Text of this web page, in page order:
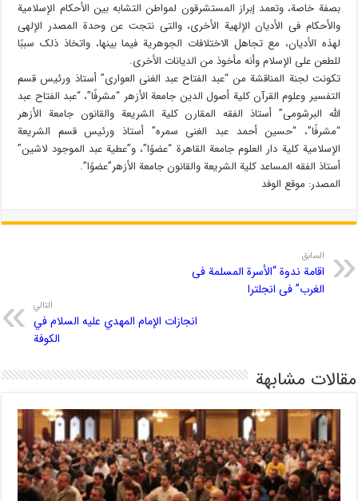
بصفة خاصة، وتعمد إبراز المستشرقون لمواطن التشابه بین الأحکام الإسلامیة
والأحکام فى الأدیان الإلهیة الأخرى، والتى نتجت عن وحدة المصدر الإلهى
لهذه الأدیان، مع تجاهل الاختلافات الجوهریة فیما بینها، واتخاذ ذلک سببًا
للطعن على الإسلام وأنه مأخوذ من الدیانات الأخرى.
تکونت لجنة المناقشة من “عبد الفتاح عبد الغنى العوارى” أستاذ ورئیس قسم
التفسیر وعلوم القرآن کلیة أصول الدین جامعة الأزهر “مشرفًا”، “عبد الفتاح عبد
الله البرشومى” أستاذ الفقه المقارن کلیة الشریعة والقانون جامعة الأزهر
“مشرفًا”، “حسین أحمد عبد الغنى سمره” أستاذ ورئیس قسم الشریعة
الإسلامیة کلیة دار العلوم جامعة القاهرة “عضوًا”، و”عطیة عبد الموجود لاشین”
أستاذ الفقه المساعد کلیة الشریعة والقانون جامعة الأزهر”عضوًا”.
المصدر: موقع الوفد
السابق
اقامة ندوة “الأسرة المسلمة فی
الغرب” فی انجلترا
التالي
انجازات الإمام المهدي عليه السلام في
الكوفة
مقالات مشابهة